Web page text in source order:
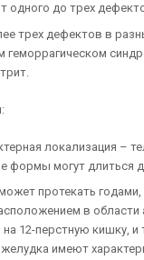
одного до трех
трех дефектов в
геморрагическом
локализация –
формы могут длиться
протекать
в области
12-перстную кишку,
имеют